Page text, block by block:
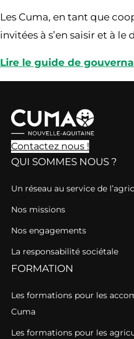
Les Cuma, en tant que
invitées à s’en saisir et à
Lire le guide de
Contactez nous !
QUI SOMMES NOUS ?
Un réseau au service de
Nos missions
Nos engagements
La responsabilité sociétale
FORMATION
Les formations pour les
Cuma
Les formations pour les